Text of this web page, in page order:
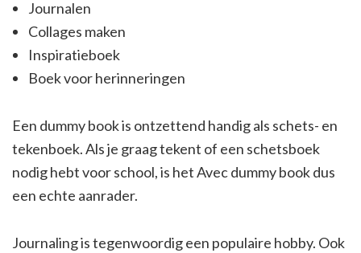
Journalen
Collages maken
Inspiratieboek
Boek voor herinneringen
Een dummy book is ontzettend handig als schets- en
tekenboek. Als je graag tekent of een schetsboek
nodig hebt voor school, is het Avec dummy book dus
een echte aanrader.
Journaling is tegenwoordig een populaire hobby. Ook